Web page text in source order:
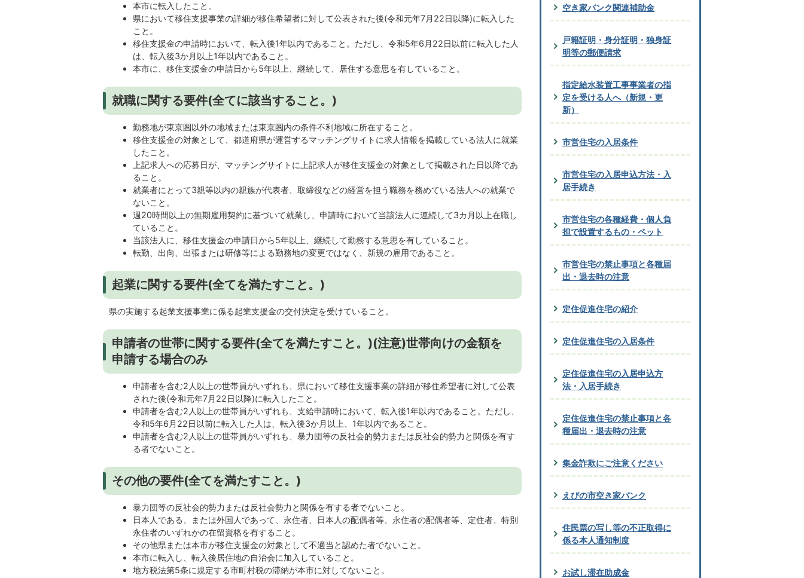
本市に転入したこと。
県において移住支援事業の詳細が移住希望者に対して公表された後(令和元年7月22日以降)に転入した
こと。
移住支援金の申請時において、転入後1年以内であること。ただし、令和5年6月22日以前に転入した人
は、転入後3か月以上1年以内であること。
本市に、移住支援金の申請日から5年以上、継続して、居住する意思を有していること。
就職に関する要件(全てに該当すること。)
勤務地が東京圏以外の地域または東京圏内の条件不利地域に所在すること。
移住支援金の対象として、都道府県が運営するマッチングサイトに求人情報を掲載している法人に就業
したこと。
上記求人への応募日が、マッチングサイトに上記求人が移住支援金の対象として掲載された日以降であ
ること。
就業者にとって3親等以内の親族が代表者、取締役などの経営を担う職務を務めている法人への就業で
ないこと。
週20時間以上の無期雇用契約に基づいて就業し、申請時において当該法人に連続して3カ月以上在職し
ていること。
当該法人に、移住支援金の申請日から5年以上、継続して勤務する意思を有していること。
転勤、出向、出張または研修等による勤務地の変更ではなく、新規の雇用であること。
起業に関する要件(全てを満たすこと。)
県の実施する起業支援事業に係る起業支援金の交付決定を受けていること。
申請者の世帯に関する要件(全てを満たすこと。)(注意)世帯向けの金額を
申請する場合のみ
申請者を含む2人以上の世帯員がいずれも、県において移住支援事業の詳細が移住希望者に対して公表
された後(令和元年7月22日以降)に転入したこと。
申請者を含む2人以上の世帯員がいずれも、支給申請時において、転入後1年以内であること。ただし、
令和5年6月22日以前に転入した人は、転入後3か月以上、1年以内であること。
申請者を含む2人以上の世帯員がいずれも、暴力団等の反社会的勢力または反社会的勢力と関係を有す
る者でないこと。
その他の要件(全てを満たすこと。)
暴力団等の反社会的勢力または反社会勢力と関係を有する者でないこと。
日本人である、または外国人であって、永住者、日本人の配偶者等、永住者の配偶者等、定住者、特別
永住者のいずれかの在留資格を有すること。
その他県または本市が移住支援金の対象として不適当と認めた者でないこと。
本市に転入し、転入後居住地の自治会に加入していること。
地方税法第5条に規定する市町村税の滞納が本市に対してないこと。
空き家バンク関連補助金
戸籍証明・身分証明・独身証
明等の郵便請求
指定給水装置工事事業者の指
定を受ける人へ（新規・更
新）
市営住宅の入居条件
市営住宅の入居申込方法・入
居手続き
市営住宅の各種経費・個人負
担で設置するもの・ペット
市営住宅の禁止事項と各種届
出・退去時の注意
定住促進住宅の紹介
定住促進住宅の入居条件
定住促進住宅の入居申込方
法・入居手続き
定住促進住宅の禁止事項と各
種届出・退去時の注意
集金詐欺にご注意ください
えびの市空き家バンク
住民票の写し等の不正取得に
係る本人通知制度
お試し滞在助成金